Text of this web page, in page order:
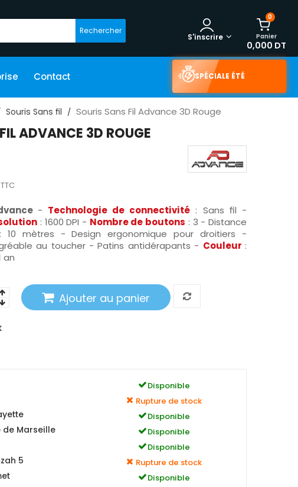
Rechercher
0
Panier
0,000 DT
S'inscrire
Contact SPÉCIALE ÉTÉ
Souris Sans fil Souris Sans Fil Advance 3D Rouge
ADVANCE 3D ROUGE
TTC
- Technologie de connectivité : Sans fil -
: 1600 DPI - Nombre de boutons : 3 - Distance
10 mètres - Design ergonomique pour droitiers -
au toucher - Patins antidérapants - Couleur :
an
Ajouter au panier
Disponible
Rupture de stock
Disponible
de Marseille Disponible
Disponible
5 Rupture de stock
Disponible